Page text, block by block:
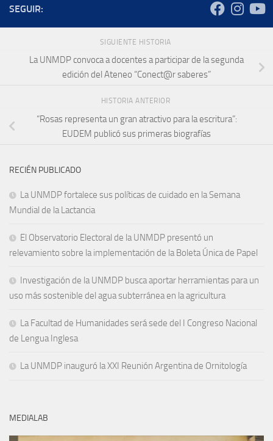
SEGUIR:
SIGUIENTE HISTORIA
La UNMDP convoca a docentes a participar de la segunda
edición del Ateneo “Conect@r saberes”
HISTORIA ANTERIOR
“Rosas representa un gran atractivo para la escritura”:
EUDEM publicó sus primeras biografías
RECIÉN PUBLICADO
La UNMDP fortalece sus políticas de cuidado en la Semana
Mundial de la Lactancia
El Observatorio Electoral de la UNMDP presentó un
relevamiento sobre la implementación de la Boleta Única de Papel
Investigación de la UNMDP busca aportar herramientas para un
uso más sostenible del agua subterránea en la agricultura
La Facultad de Humanidades será sede del I Congreso Nacional
de Lengua Inglesa
La UNMDP inauguró la XXI Reunión Argentina de Ornitología
MEDIALAB